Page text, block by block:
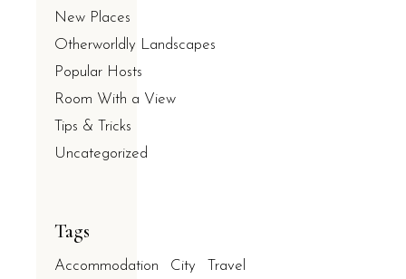
New Places
Otherworldly Landscapes
Popular Hosts
Room With a View
Tips & Tricks
Uncategorized
Tags
Accommodation City Travel